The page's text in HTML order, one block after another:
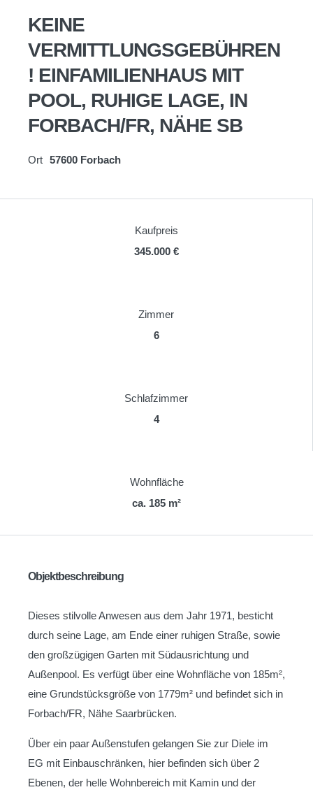
KEINE
VERMITTLUNGSGEBÜHREN
! EINFAMILIENHAUS MIT
POOL, RUHIGE LAGE, IN
FORBACH/FR, NÄHE SB
Ort 57600 Forbach
Kaufpreis
345.000 €
Zimmer
6
Schlafzimmer
4
Wohnfläche
ca. 185 m²
Objektbeschreibung
Dieses stilvolle Anwesen aus dem Jahr 1971, besticht
durch seine Lage, am Ende einer ruhigen Straße, sowie
den großzügigen Garten mit Südausrichtung und
Außenpool. Es verfügt über eine Wohnfläche von 185m²,
eine Grundstücksgröße von 1779m² und befindet sich in
Forbach/FR, Nähe Saarbrücken.
Über ein paar Außenstufen gelangen Sie zur Diele im
EG mit Einbauschränken, hier befinden sich über 2
Ebenen, der helle Wohnbereich mit Kamin und der